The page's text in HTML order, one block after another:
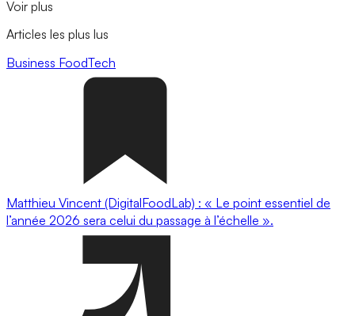
Voir plus
Articles les plus lus
Business FoodTech
Matthieu Vincent (DigitalFoodLab) : « Le point essentiel de
l’année 2026 sera celui du passage à l’échelle ».